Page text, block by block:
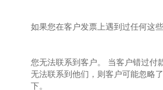
如果您在客户发票上遇到过任何这
您无法联系到客户。 当客户错过付
无法联系到他们，则客户可能忽略
下。